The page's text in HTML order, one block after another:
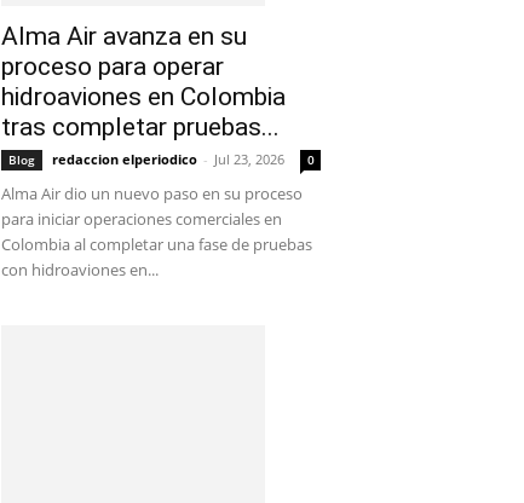
Alma Air avanza en su
proceso para operar
hidroaviones en Colombia
tras completar pruebas...
Blog redaccion elperiodico - Jul 23, 2026 0
Alma Air dio un nuevo paso en su proceso
para iniciar operaciones comerciales en
Colombia al completar una fase de pruebas
con hidroaviones en...